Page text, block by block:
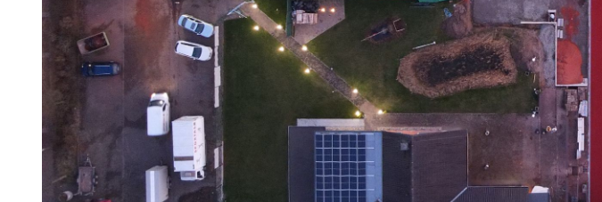
Herren 70 2
Herren 75
Damen
Damen 50
Damen 55
Damen 65